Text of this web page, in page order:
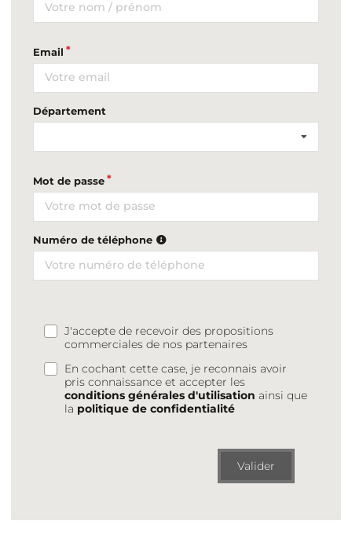
Email
Département
Mot de passe
Numéro de téléphone
J'accepte de recevoir des propositions
commerciales de nos partenaires
En cochant cette case, je reconnais avoir
pris connaissance et accepter les
conditions générales d'utilisation ainsi que
la politique de confidentialité
Valider